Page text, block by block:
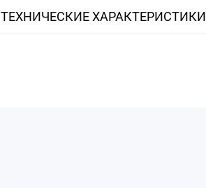
ТЕХНИЧЕСКИЕ ХАРАКТЕРИСТИКИ